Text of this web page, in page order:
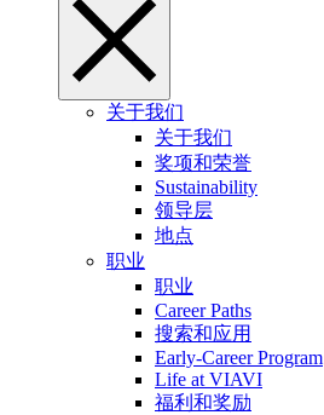
关于我们
关于我们
奖项和荣誉
Sustainability
领导层
地点
职业
职业
Career Paths
搜索和应用
Early-Career Program
Life at VIAVI
福利和奖励